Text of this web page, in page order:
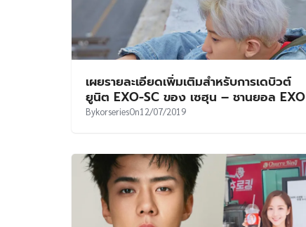
เผยรายละเอียดเพิ่มเติมสำหรับการเดบิวต์
ยูนิต EXO-SC ของ เซฮุน – ชานยอล EXO
BykorseriesOn12/07/2019